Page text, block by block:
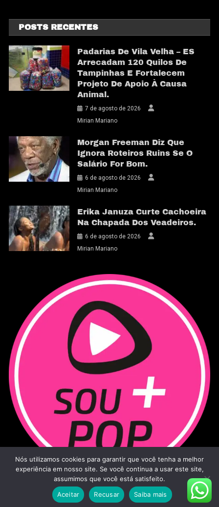
POSTS RECENTES
Padarias De Vila Velha – ES
Arrecadam 120 Quilos De
Tampinhas E Fortalecem
Projeto De Apoio À Causa
Animal.
7 de agosto de 2026
Mirian Mariano
Morgan Freeman Diz Que
Ignora Roteiros Ruins Se O
Salário For Bom.
6 de agosto de 2026
Mirian Mariano
Erika Januza Curte Cachoeira
Na Chapada Dos Veadeiros.
6 de agosto de 2026
Mirian Mariano
Sou Mais Pop - 2026 Todos os direitos reservados.
Nós utilizamos cookies para garantir que você tenha a melhor
experiência em nosso site. Se você continua a usar este site,
assumimos que você está satisfeito.
Aceitar
Recusar Saiba mais